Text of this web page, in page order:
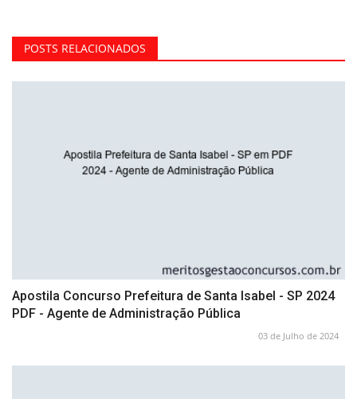
POSTS RELACIONADOS
Apostila Concurso Prefeitura de Santa Isabel - SP 2024
PDF - Agente de Administração Pública
03 de Julho de 2024